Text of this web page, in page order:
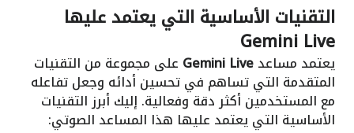
التقنيات الأساسية التي يعتمد عليها
Gemini Live
يعتمد مساعدGemini Live على مجموعة من التقنيات
المتقدمة التي تساهم في تحسين أدائه وجعل تفاعله
مع المستخدمين أكثر دقة وفعالية. إليك أبرز التقنيات
الأساسية التي يعتمد عليها هذا المساعد الصوتي: